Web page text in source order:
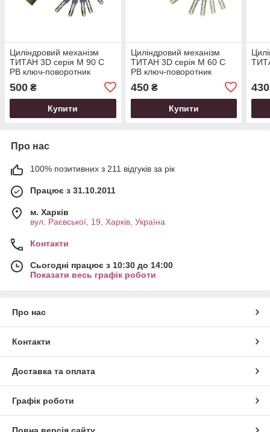
Циліндровий механізм
ТИТАН 3D серія M 90 C
PB ключ-поворотник
500 ₴
Купити
Циліндровий механізм
ТИТАН 3D серія M 60 C
PB ключ-поворотник
450₴
Купити
430
Про нас
100% позитивних з 211 відгуків за рік
Працює з 31.10.2011
м. Харків
вул. Раєвської, 19, Харків, Україна
Контакти
Сьогодні працює з 10:30 до 14:00
Показати весь графік роботи
Про нас
Контакти
Доставка та оплата
Графік роботи